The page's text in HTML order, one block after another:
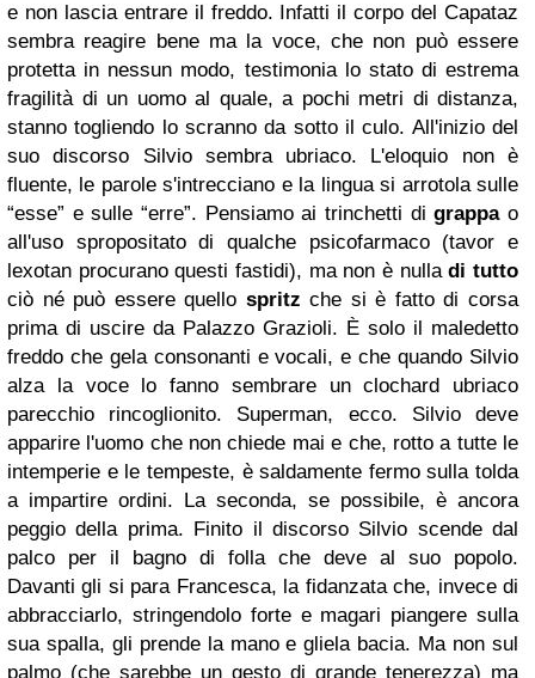
e non lascia entrare il freddo. Infatti il corpo del Capataz
sembra reagire bene ma la voce, che non può essere
protetta in nessun modo, testimonia lo stato di estrema
fragilità di un uomo al quale, a pochi metri di distanza,
stanno togliendo lo scranno da sotto il culo. All'inizio del
suo discorso Silvio sembra ubriaco. L'eloquio non è
fluente, le parole s'intrecciano e la lingua si arrotola sulle
“esse” e sulle “erre”. Pensiamo ai trinchetti digrappao
all'uso spropositato di qualche psicofarmaco (tavor e
lexotan procurano questi fastidi), ma non è nulladi tutto
ciò né può essere quello spritz che si è fatto di corsa
prima di uscire da Palazzo Grazioli. È solo il maledetto
freddo che gela consonanti e vocali, e che quando Silvio
alza la voce lo fanno sembrare un clochard ubriaco
parecchio rincoglionito. Superman, ecco. Silvio deve
apparire l'uomo che non chiede mai e che, rotto a tutte le
intemperie e le tempeste, è saldamente fermo sulla tolda
a impartire ordini. La seconda, se possibile, è ancora
peggio della prima. Finito il discorso Silvio scende dal
palco per il bagno di folla che deve al suo popolo.
Davanti gli si para Francesca, la fidanzata che, invece di
abbracciarlo, stringendolo forte e magari piangere sulla
sua spalla, gli prende la mano e gliela bacia. Ma non sul
palmo (che sarebbe un gesto di grande tenerezza) ma